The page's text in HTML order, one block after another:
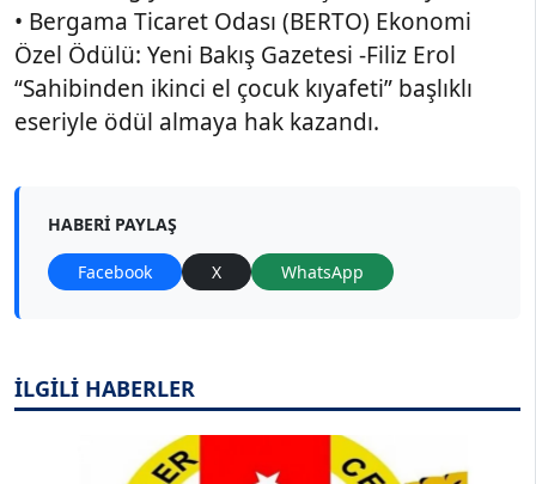
• Bergama Ticaret Odası (BERTO) Ekonomi
Özel Ödülü: Yeni Bakış Gazetesi -Filiz Erol
“Sahibinden ikinci el çocuk kıyafeti” başlıklı
eseriyle ödül almaya hak kazandı.
HABERI PAYLAŞ
Facebook X WhatsApp
İLGİLİ HABERLER